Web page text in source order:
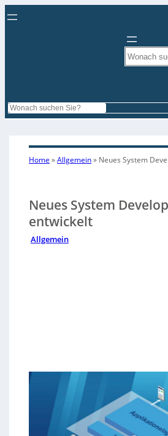
Search
Search
Home »Allgemein» Neues System
Neues System
entwickelt
Allgemein